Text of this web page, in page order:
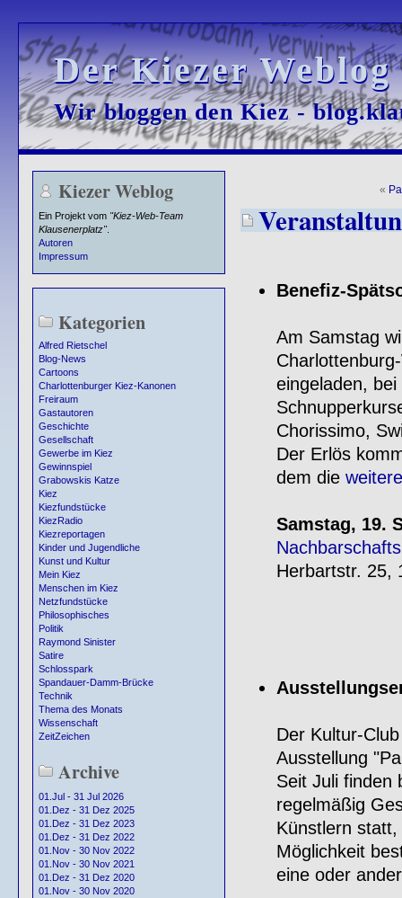
Der Kiezer
Der Kiezer
Wir bloggen den Kiez -
Wir bloggen den Kiez -
Kiezer Weblog
Ein Projekt vom "Kiez-Web-Team
Klausenerplatz".
Autoren
Impressum
Kategorien
Alfred Rietschel
Blog-News
Cartoons
Charlottenburger Kiez-Kanonen
Freiraum
Gastautoren
Geschichte
Gesellschaft
Gewerbe im Kiez
Gewinnspiel
Grabowskis Katze
Kiez
Kiezfundstücke
KiezRadio
Kiezreportagen
Kinder und Jugendliche
Kunst und Kultur
Mein Kiez
Menschen im Kiez
Netzfundstücke
Philosophisches
Politik
Raymond Sinister
Satire
Schlosspark
Spandauer-Damm-Brücke
Technik
Thema des Monats
Wissenschaft
ZeitZeichen
Archive
01.Jul - 31 Jul 2026
01.Dez - 31 Dez 2025
01.Dez - 31 Dez 2023
01.Dez - 31 Dez 2022
01.Nov - 30 Nov 2022
01.Nov - 30 Nov 2021
01.Dez - 31 Dez 2020
01.Nov - 30 Nov 2020
«
Benefiz-
Am Samstag
eingeladen,
Chorissimo,
Der Erlös
dem die
Samstag, 19.
Herbartstr. 25,
Der Kultur-
Ausstellung
Seit Juli finden
regelmäßig
Künstlern
Möglichkeit
eine oder